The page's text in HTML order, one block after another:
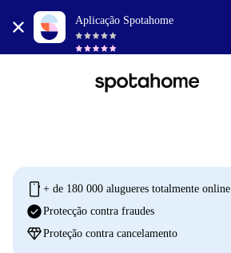
Aplicação Spotahome
mobile + de 180 000 alugueres totalmente online
check_circleProtecção contra fraudes
diamondProteção contra cancelamento